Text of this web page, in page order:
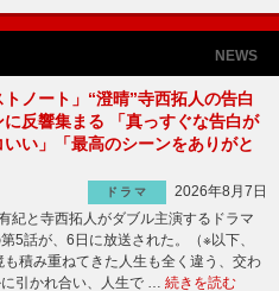
NEWS
トノート」“澄晴”寺西拓人の告白
に反響集まる 「真っすぐな告白が
いい」「最高のシーンをありがと
ドラマ
2026年8月7日
紀と寺西拓人がダブル主演するドラマ
5話が、6日に放送された。（※以下、
積み重ねてきた人生も全く違う、交わ
引かれ合い、人生で … 続きを読む